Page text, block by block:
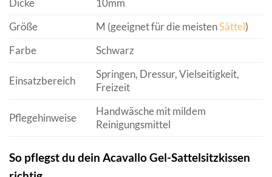
Größe
M (geeignet für die meistenSättel)
Farbe
Schwarz
Einsatzbereich
Springen, Dressur, Vielseitigkeit,
Freizeit
Pflegehinweise
Handwäsche mit mildem
Reinigungsmittel
So pflegst du dein Acavallo Gel-Sattelsitzkissen